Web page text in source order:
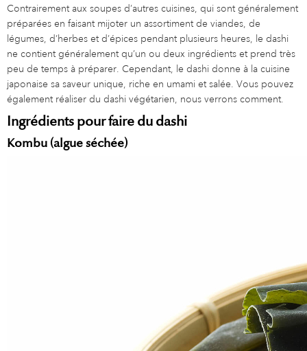
Contrairement aux soupes d’autres cuisines, qui sont généralement
préparées en faisant mijoter un assortiment de viandes, de
légumes, d’herbes et d’épices pendant plusieurs heures, le dashi
ne contient généralement qu’un ou deux ingrédients et prend très
peu de temps à préparer. Cependant, le dashi donne à la cuisine
japonaise sa saveur unique, riche en umami et salée. Vous pouvez
également réaliser du dashi végétarien, nous verrons comment.
Ingrédients pour faire du dashi
Kombu (algue séchée)